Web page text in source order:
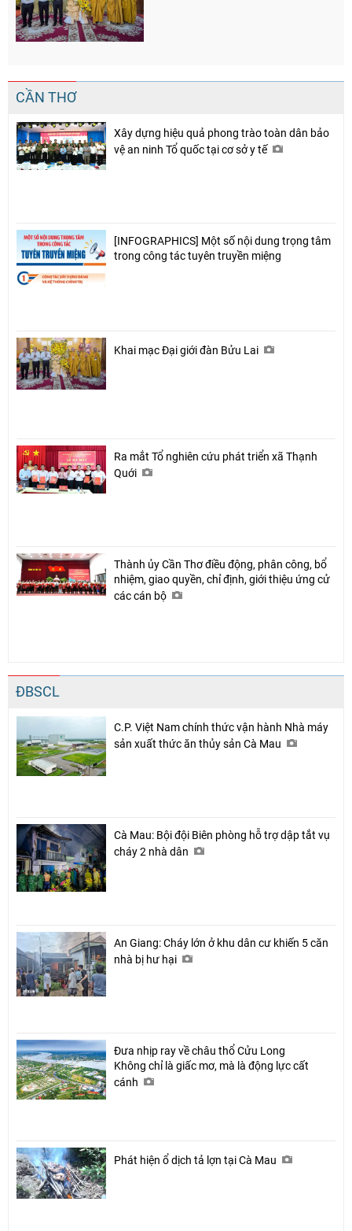
CẦN THƠ
Xây dựng hiệu quả phong trào toàn dân bảo
vệ an ninh Tổ quốc tại cơ sở y tế
[INFOGRAPHICS] Một số nội dung trọng tâm
trong công tác tuyên truyền miệng
Khai mạc Đại giới đàn Bửu Lai
Ra mắt Tổ nghiên cứu phát triển xã Thạnh
Quới
Thành ủy Cần Thơ điều động, phân công, bổ
nhiệm, giao quyền, chỉ định, giới thiệu ứng cử
các cán bộ
ĐBSCL
C.P. Việt Nam chính thức vận hành Nhà máy
sản xuất thức ăn thủy sản Cà Mau
Cà Mau: Bội đội Biên phòng hỗ trợ dập tắt vụ
cháy 2 nhà dân
An Giang: Cháy lớn ở khu dân cư khiến 5 căn
nhà bị hư hại
Đưa nhịp ray về châu thổ Cửu Long
Không chỉ là giấc mơ, mà là động lực cất
cánh
Phát hiện ổ dịch tả lợn tại Cà Mau